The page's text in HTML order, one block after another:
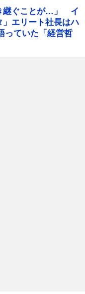
継ぐことが…」 イ
エリート社長はハ
ていた「経営哲